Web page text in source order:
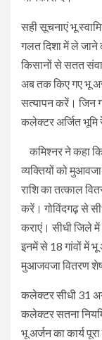
सही सूचनाएं भू
गलत दिशा में ले
किसानों से सतत
अब तक किए गए भू
सत्यापन करें। जिन
कलेक्टर अर्जित भूमि
कमिश्नर ने कहा
व्यक्तियों को
राशि का तत्काल
करें। गोविंदगढ़ से
कराएं। सीधी जिले में
इनमें से 18 गांवों में भू
मुआजवजा वितरण
कलेक्टर सीधी 31
कलेक्टर सतना
भू अर्जन का कार्य